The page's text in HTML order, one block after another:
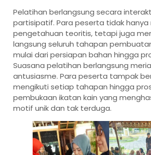
Pelatihan berlangsung secara
partisipatif. Para peserta tidak
pengetahuan teoritis, tetapi juga
langsung seluruh tahapan
mulai dari persiapan bahan hingga
Suasana pelatihan berlangsung
antusiasme. Para peserta tampak
mengikuti setiap tahapan hingga
pembukaan ikatan kain yang
motif unik dan tak terduga.